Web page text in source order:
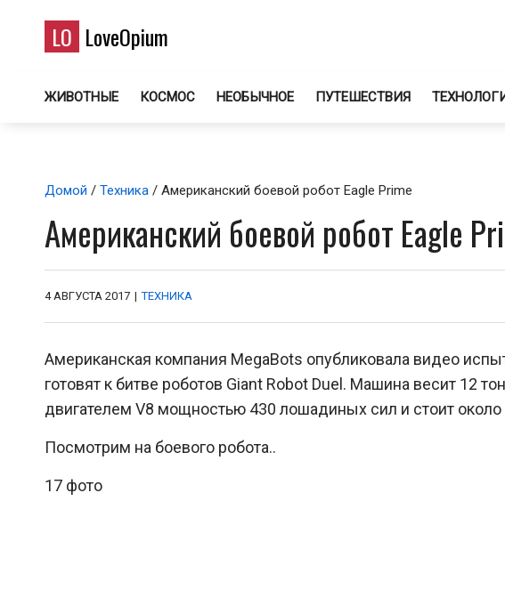
LO LoveOpium
ЖИВОТНЫЕ КОСМОС НЕОБЫЧНОЕ ПУТЕШЕСТВИЯ
Домой / Техника / Американский боевой робот Eagle Prime
Американский боевой робот Eagle
4 АВГУСТА 2017 | ТЕХНИКА
Американская компания MegaBots опубликовала видео
готовят к битве роботов Giant Robot Duel. Машина весит 12
двигателем V8 мощностью 430 лошадиных сил и стоит
Посмотрим на боевого робота..
17 фото